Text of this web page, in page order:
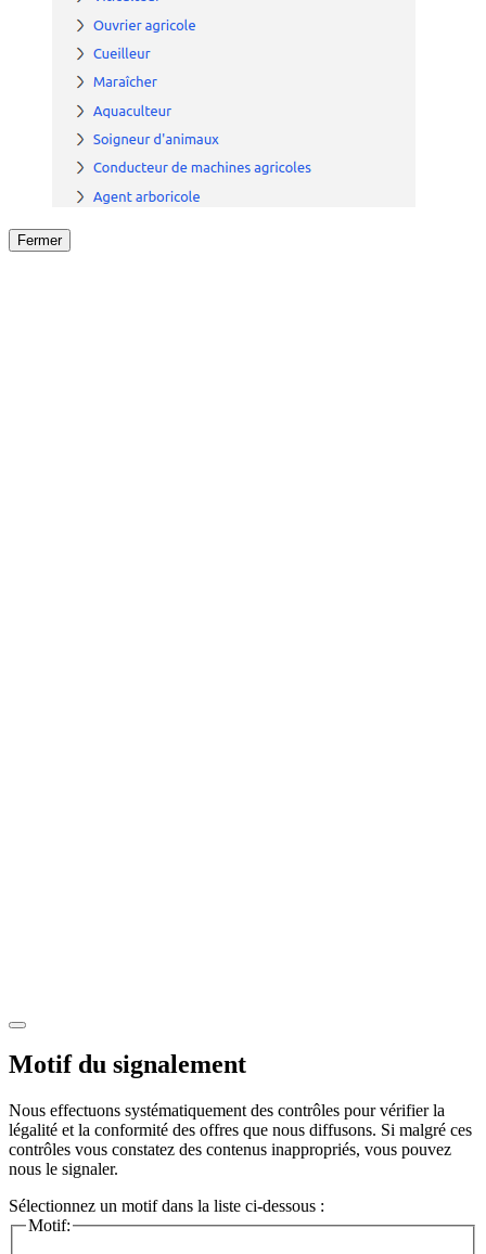
Fermer
Motif du signalement
Nous effectuons systématiquement des contrôles pour vérifier la
légalité et la conformité des offres que nous diffusons. Si malgré ces
contrôles vous constatez des contenus inappropriés, vous pouvez
nous le signaler.
Sélectionnez un motif dans la liste ci-dessous :
Motif: